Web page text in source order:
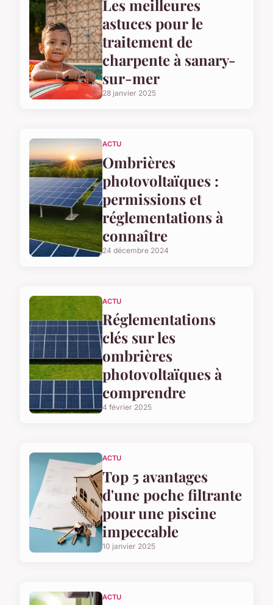
Les meilleures
astuces pour le
traitement de
charpente à sanary-
sur-mer
28 janvier 2025
ACTU
Ombrières
photovoltaïques :
permissions et
réglementations à
connaître
24 décembre 2024
ACTU
Réglementations
clés sur les
ombrières
photovoltaïques à
comprendre
4 février 2025
ACTU
Top 5 avantages
d'une poche filtrante
pour une piscine
impeccable
10 janvier 2025
ACTU